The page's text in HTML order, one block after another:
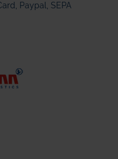
Paypal, SEPA